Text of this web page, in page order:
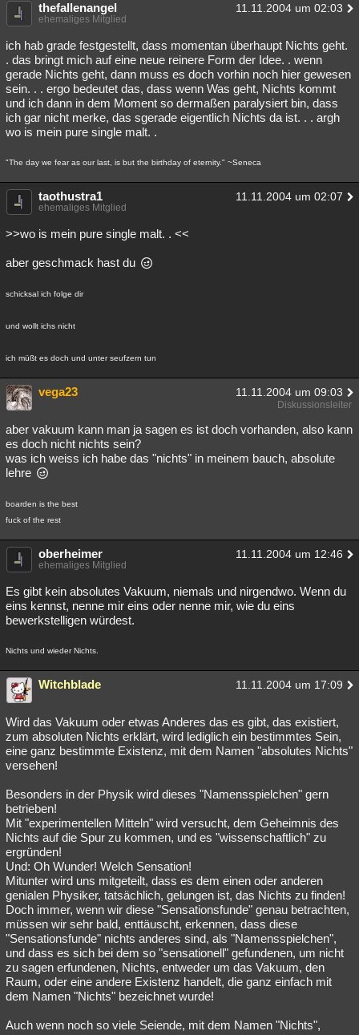
thefallenangel 11.11.2004 um 02:03
ehemaliges Mitglied
ich hab grade festgestellt, dass momentan überhaupt Nichts geht.
. das bringt mich auf eine neue reinere Form der Idee. . wenn
gerade Nichts geht, dann muss es doch vorhin noch hier gewesen
sein. . . ergo bedeutet das, dass wenn Was geht, Nichts kommt
und ich dann in dem Moment so dermaßen paralysiert bin, dass
ich gar nicht merke, das sgerade eigentlich Nichts da ist. . . argh
wo is mein pure single malt. .
"The day we fear as our last, is but the birthday of eternity." ~Seneca
taothustra1 11.11.2004 um 02:07
ehemaliges Mitglied
>>wo is mein pure single malt. . <<
aber geschmack hast du
schicksal ich folge dir
und wollt ichs nicht
ich müßt es doch und unter seufzern tun
vega23 11.11.2004 um 09:03
Diskussionsleiter
aber vakuum kann man ja sagen es ist doch vorhanden, also kann
es doch nicht nichts sein?
was ich weiss ich habe das "nichts" in meinem bauch, absolute
lehre
boarden is the best
fuck of the rest
oberheimer 11.11.2004 um 12:46
ehemaliges Mitglied
Es gibt kein absolutes Vakuum, niemals und nirgendwo. Wenn du
eins kennst, nenne mir eins oder nenne mir, wie du eins
bewerkstelligen würdest.
Nichts und wieder Nichts.
Witchblade 11.11.2004 um 17:09
Wird das Vakuum oder etwas Anderes das es gibt, das existiert,
zum absoluten Nichts erklärt, wird lediglich ein bestimmtes Sein,
eine ganz bestimmte Existenz, mit dem Namen "absolutes Nichts"
versehen!
Besonders in der Physik wird dieses "Namensspielchen" gern
betrieben!
Mit "experimentellen Mitteln" wird versucht, dem Geheimnis des
Nichts auf die Spur zu kommen, und es "wissenschaftlich" zu
ergründen!
Und: Oh Wunder! Welch Sensation!
Mitunter wird uns mitgeteilt, dass es dem einen oder anderen
genialen Physiker, tatsächlich, gelungen ist, das Nichts zu finden!
Doch immer, wenn wir diese "Sensationsfunde" genau betrachten,
müssen wir sehr bald, enttäuscht, erkennen, dass diese
"Sensationsfunde" nichts anderes sind, als "Namensspielchen",
und dass es sich bei dem so "sensationell" gefundenen, um nicht
zu sagen erfundenen, Nichts, entweder um das Vakuum, den
Raum, oder eine andere Existenz handelt, die ganz einfach mit
dem Namen "Nichts" bezeichnet wurde!
Auch wenn noch so viele Seiende, mit dem Namen "Nichts",